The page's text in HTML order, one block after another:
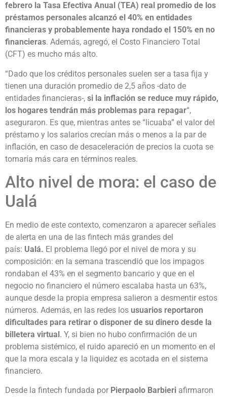
febrero la Tasa Efectiva Anual (TEA) real promedio de los
préstamos personales alcanzó el 40% en entidades
financieras y probablemente haya rondado el 150% en no
financieras. Además, agregó, el Costo Financiero Total
(CFT) es mucho más alto.
“Dado que los créditos personales suelen ser a tasa fija y
tienen una duración promedio de 2,5 años -dato de
entidades financieras-, si la inflación se reduce muy rápido,
los hogares tendrán más problemas para repagar“,
aseguraron. Es que, mientras antes se “licuaba” el valor del
préstamo y los salarios crecían más o menos a la par de
inflación, en caso de desaceleración de precios la cuota se
tornaría más cara en términos reales.
Alto nivel de mora: el caso de
Ualá
En medio de este contexto, comenzaron a aparecer señales
de alerta en una de las fintech más grandes del
país: Ualá. El problema llegó por el nivel de mora y su
composición: en la semana trascendió que los impagos
rondaban el 43% en el segmento bancario y que en el
negocio no financiero el número escalaba hasta un 63%,
aunque desde la propia empresa salieron a desmentir estos
números. Además, en las redes los usuarios reportaron
dificultades para retirar o disponer de su dinero desde la
billetera virtual. Y, si bien no hubo confirmación de un
problema sistémico, el ruido apareció en un momento en el
que la mora escala y la liquidez es acotada en el sistema
financiero.
Desde la fintech fundada por Pierpaolo Barbieri afirmaron